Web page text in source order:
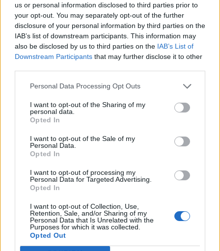
us or personal information disclosed to third parties prior to
your opt-out. You may separately opt-out of the further
disclosure of your personal information by third parties on the
IAB’s list of downstream participants. This information may
also be disclosed by us to third parties on the IAB’s List of
Downstream Participants that may further disclose it to other
Personal Data Processing Opt Outs
I want to opt-out of the Sharing of my
personal data.
Opted In
I want to opt-out of the Sale of my
Personal Data.
Opted In
I want to opt-out of processing my
Personal Data for Targeted Advertising.
Opted In
I want to opt-out of Collection, Use,
Retention, Sale, and/or Sharing of my
Personal Data that Is Unrelated with the
Purposes for which it was collected.
Opted Out
ruin.Det är en toppmodern anstalt, byggd 2002,
med egna duschar, friskvårdsytor,
konstnärsateljé och celler som får många
svenska studentlägenheter att framstå som de
där imaginära sovjetruinerna. Den svenska
svensk personal. Jodå, Kriminalvården söker
redan nu svensktalande personal som vill jobba i
Estland.
För den som hoppats på att få se hårdföre Ivan
banka batong
legitimerad samtalsterapi. Och det blir ännu
värre – åtminstone ur ett SD-perspektiv.
Eftersom de intagna fortfarande lyder under
svenska tilläggsregler har de rätt till
permissioner. Inget konstigt i det. Permissioner